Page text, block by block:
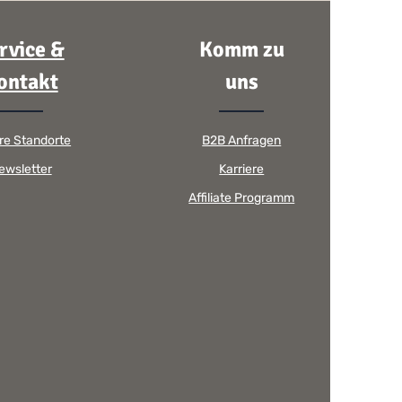
&
Standorte
Komm zu
uns
B2B Anfragen
Karriere
Affiliate Programm